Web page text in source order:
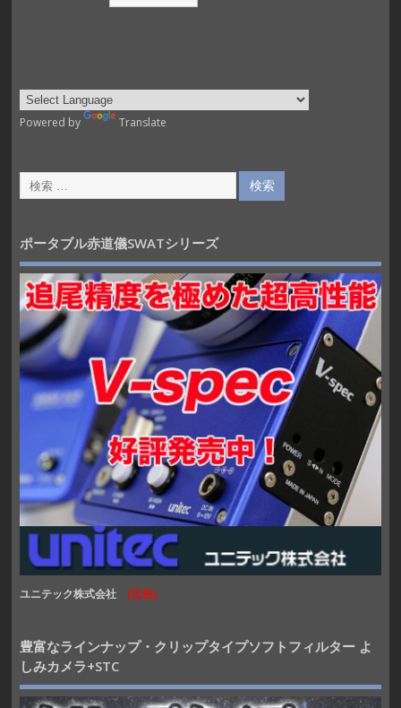
Powered by Translate
ポータブル赤道儀SWATシリーズ
ユニテック株式会社 (広告)
豊富なラインナップ・クリップタイプソフトフィルター よ
しみカメラ+STC